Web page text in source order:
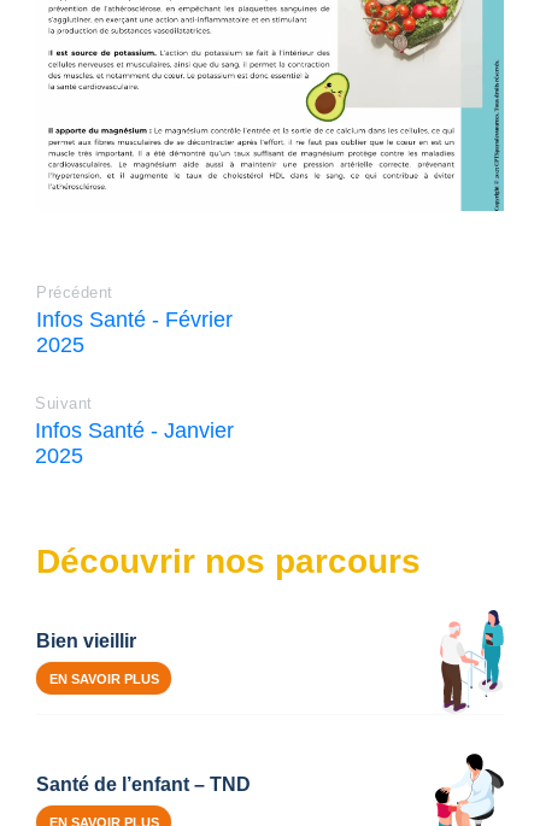
Précédent
Infos Santé - Février
2025
Suivant
Infos Santé - Janvier
2025
Découvrir nos parcours
Bien vieillir
EN SAVOIR PLUS
Santé de l’enfant – TND
EN SAVOIR PLUS